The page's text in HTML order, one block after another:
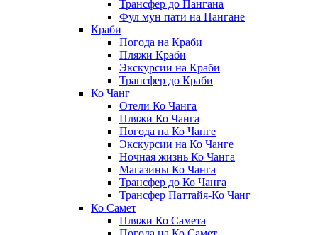
Трансфер до Пангана
Фул мун пати на Пангане
Краби
Погода на Краби
Пляжи Краби
Экскурсии на Краби
Трансфер до Краби
Ко Чанг
Отели Ко Чанга
Пляжи Ко Чанга
Погода на Ко Чанге
Экскурсии на Ко Чанге
Ночная жизнь Ко Чанга
Магазины Ко Чанга
Трансфер до Ко Чанга
Трансфер Паттайя-Ко Чанг
Ко Самет
Пляжи Ко Самета